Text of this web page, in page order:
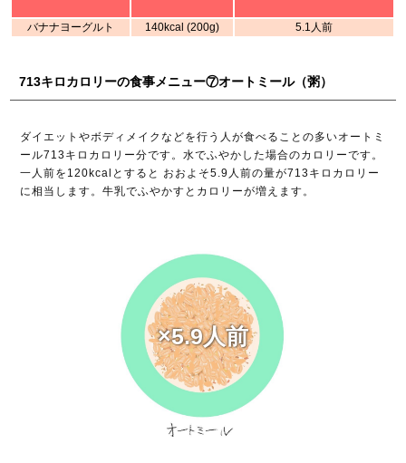
バナナヨーグルト 140kcal (200g) 5.1人前
713キロカロリーの食事メニュー⑦オートミール（粥）
ダイエットやボディメイクなどを行う人が食べることの多いオートミ
ール713キロカロリー分です。水でふやかした場合のカロリーです。
一人前を120kcalとすると おおよそ5.9人前の量が713キロカロリー
に相当します。牛乳でふやかすとカロリーが増えます。
×5.9人前